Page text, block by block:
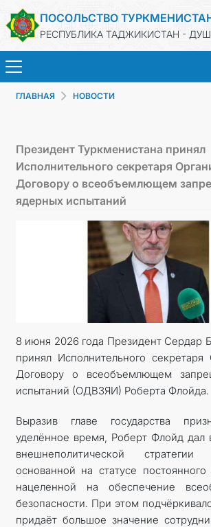
ПОСОЛЬСТВО
РЕСПУБЛИКА ТАДЖИКИСТАН -
ТУРКМЕНИСТАН
МИД
КОНТАКТНЫЕ ДАННЫЕ
ГЛАВНАЯ НОВОСТИ
Президент Туркменистана принял
Исполнительного секретаря
Договору о всеобъемлющем
ядерных испытаний
8 июня 2026 года Президент Сердар
принял Исполнительного секретаря
Договору о всеобъемлющем
испытаний (ОДВЗЯИ) Роберта Флойда.
Выразив главе государства
уделённое время, Роберт Флойд дал
внешнеполитической стратегии
основанной на статусе
нацеленной на обеспечение
безопасности. При этом
придаёт большое значение